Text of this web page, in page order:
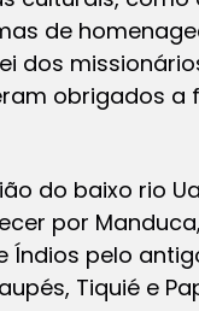
de
dos
obrigados a
do baixo rio
por
pelo
Tiquié e